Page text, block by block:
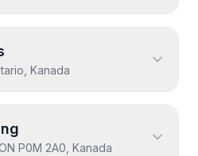
Kanada
P0M 2A0, Kanada